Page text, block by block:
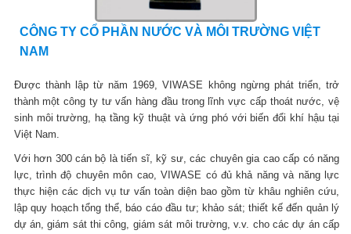
CÔNG TY CỔ PHẦN NƯỚC VÀ MÔI TRƯỜNG VIỆT
NAM
Được thành lập từ năm 1969, VIWASE không ngừng phát triển, trở
thành một công ty tư vấn hàng đầu trong lĩnh vực cấp thoát nước, vệ
sinh môi trường, hạ tầng kỹ thuật và ứng phó với biến đổi khí hậu tại
Việt Nam.
Với hơn 300 cán bộ là tiến sĩ, kỹ sư, các chuyên gia cao cấp có năng
lực, trình độ chuyên môn cao, VIWASE có đủ khả năng và năng lực
thực hiện các dịch vụ tư vấn toàn diện bao gồm từ khâu nghiên cứu,
lập quy hoạch tổng thể, báo cáo đầu tư; khảo sát; thiết kế đến quản lý
dự án, giám sát thi công, giám sát môi trường, v.v. cho các dự án cấp